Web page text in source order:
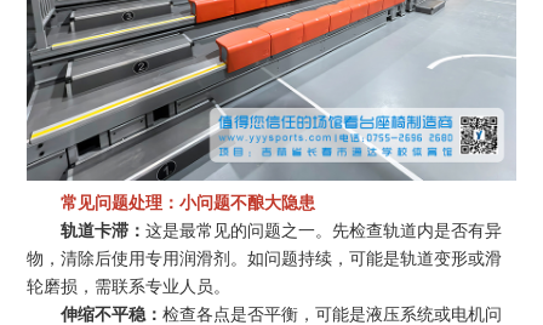
常见问题处理：小问题不酿大隐患
轨道卡滞：这是最常见的问题之一。先检查轨道内是否有异
物，清除后使用专用润滑剂。如问题持续，可能是轨道变形或滑
轮磨损，需联系专业人员。
伸缩不平稳：检查各点是否平衡，可能是液压系统或电机问